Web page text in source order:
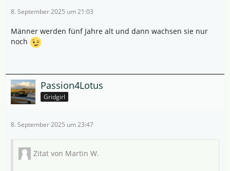
8. September 2025 um 21:03
Männer werden fünf Jahre alt und dann wachsen sie nur
noch
Passion4Lotus
Gridgirl
8. September 2025 um 23:47
Zitat von Martin W.